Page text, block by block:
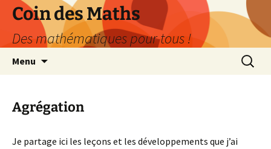
Aller
contenu
Coin des Maths
Des mathématiques pour tous !
Menu
Agrégation
Je partage ici les leçons et les développements que j’ai